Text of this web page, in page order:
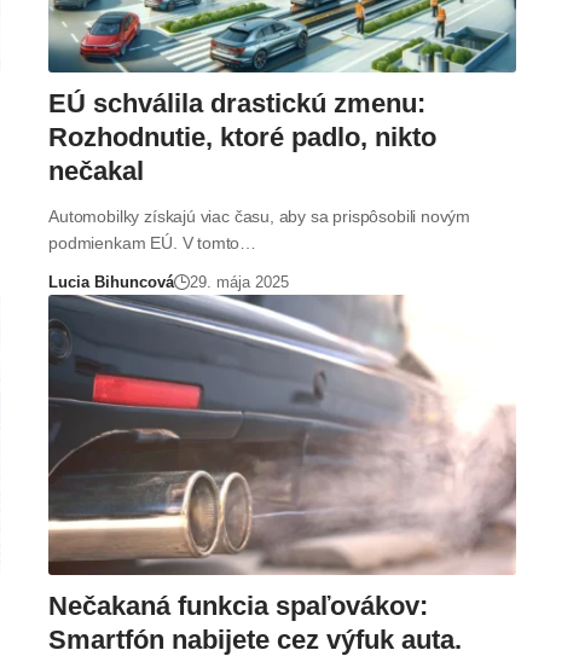
EÚ schválila drastickú zmenu:
Rozhodnutie, ktoré padlo, nikto
nečakal
Automobilky získajú viac času, aby sa prispôsobili novým
podmienkam EÚ. V tomto…
Lucia Bihuncová 29. mája 2025
Nečakaná funkcia spaľovákov:
Smartfón nabijete cez výfuk auta.